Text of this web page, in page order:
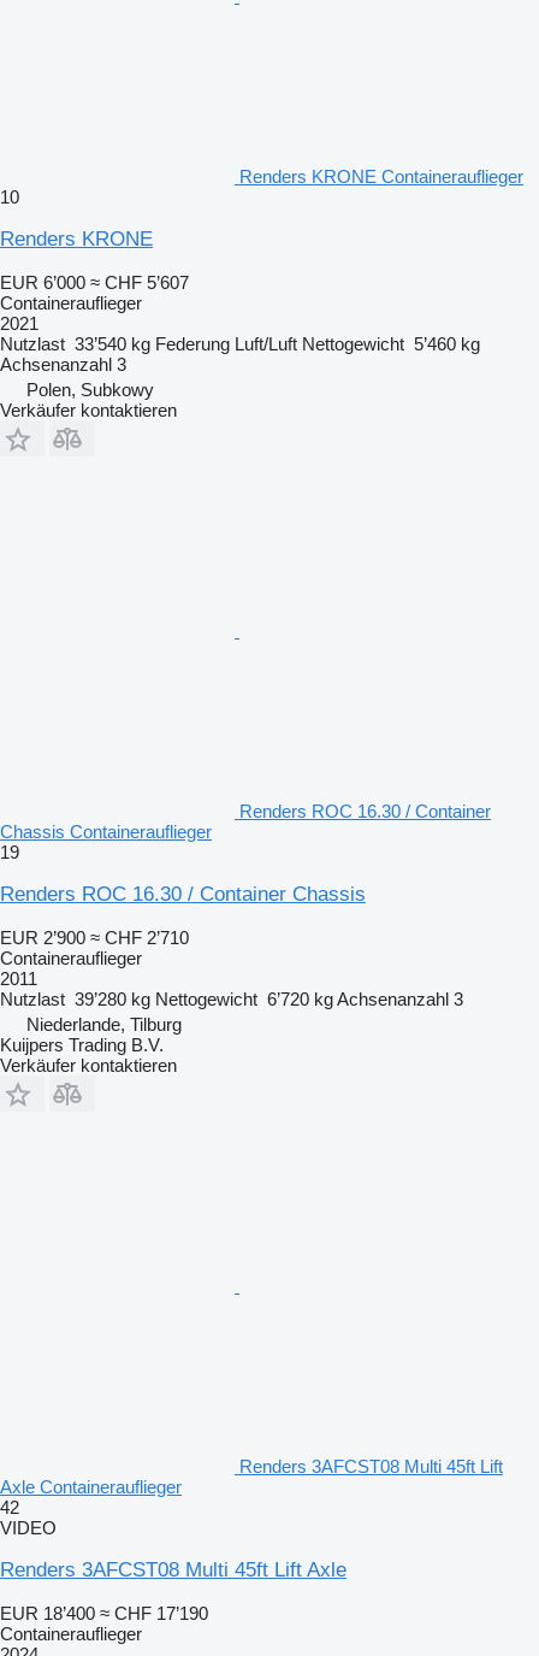
Renders KRONE Containerauflieger
10
Renders KRONE
EUR 6’000 ≈ CHF 5’607
Containerauflieger
2021
Nutzlast 33’540 kg Federung Luft/Luft Nettogewicht 5’460 kg
Achsenanzahl 3
Polen, Subkowy
Verkäufer kontaktieren
Renders ROC 16.30 / Container
Chassis Containerauflieger
19
Renders ROC 16.30 / Container Chassis
EUR 2’900 ≈ CHF 2’710
Containerauflieger
2011
Nutzlast 39’280 kg Nettogewicht 6’720 kgAchsenanzahl 3
Niederlande, Tilburg
Kuijpers Trading B.V.
Verkäufer kontaktieren
Renders 3AFCST08 Multi 45ft Lift
Axle Containerauflieger
42
VIDEO
Renders 3AFCST08 Multi 45ft Lift Axle
EUR 18’400 ≈ CHF 17’190
Containerauflieger